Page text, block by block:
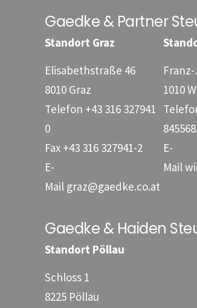
Gaedke & Partner
Standort Graz
Elisabethstraße 46
8010 Graz
Telefon +43 316 327941
0
Fax +43 316 327941-2
E-
Mail graz@gaedke.co.at
1010
E-
Mail
Gaedke & Haiden
Standort Pöllau
Schloss 1
8225 Pöllau